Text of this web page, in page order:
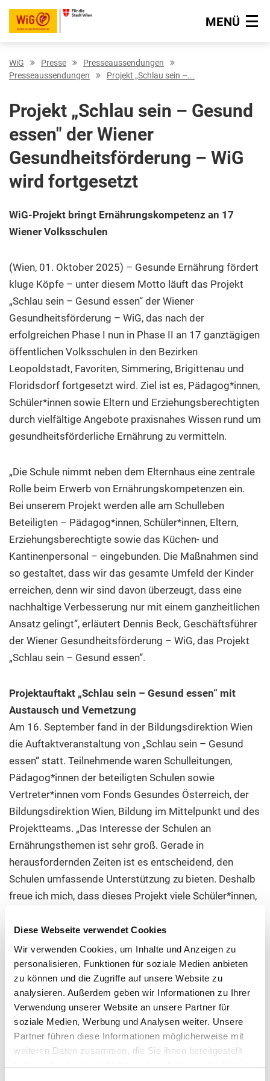
Diese Webseite verwendet Cookies
Wir verwenden Cookies, um Inhalte und Anzeigen zu
personalisieren, Funktionen für soziale Medien anbieten
zu können und die Zugriffe auf unsere Website zu
analysieren. Außerdem geben wir Informationen zu Ihrer
Verwendung unserer Website an unsere Partner für
soziale Medien, Werbung und Analysen weiter. Unsere
Partner führen diese Informationen möglicherweise mit
weiteren Daten zusammen, die Sie ihnen bereitgestellt
MENÜ
WiG Presse
Presseaussendungen
Presseaussendungen
Projekt „Schlau sein –...
Projekt „Schlau sein – Gesund
essen" der Wiener
Gesundheitsförderung – WiG
wird fortgesetzt
WiG-Projekt bringt Ernährungskompetenz an 17
Wiener Volksschulen
(Wien, 01. Oktober 2025) – Gesunde Ernährung fördert
kluge Köpfe – unter diesem Motto läuft das Projekt
„Schlau sein – Gesund essen“ der Wiener
Gesundheitsförderung – WiG, das nach der
erfolgreichen Phase I nun in Phase II an 17 ganztägigen
öffentlichen Volksschulen in den Bezirken
Leopoldstadt, Favoriten, Simmering, Brigittenau und
Floridsdorf fortgesetzt wird. Ziel ist es, Pädagog*innen,
Schüler*innen sowie Eltern und Erziehungsberechtigten
durch vielfältige Angebote praxisnahes Wissen rund um
gesundheitsförderliche Ernährung zu vermitteln.
„Die Schule nimmt neben dem Elternhaus eine zentrale
Rolle beim Erwerb von Ernährungskompetenzen ein.
Bei unserem Projekt werden alle am Schulleben
Beteiligten – Pädagog*innen, Schüler*innen, Eltern,
Erziehungsberechtigte sowie das Küchen- und
Kantinenpersonal – eingebunden. Die Maßnahmen sind
so gestaltet, dass wir das gesamte Umfeld der Kinder
erreichen, denn wir sind davon überzeugt, dass eine
nachhaltige Verbesserung nur mit einem ganzheitlichen
Ansatz gelingt“, erläutert Dennis Beck, Geschäftsführer
der Wiener Gesundheitsförderung – WiG, das Projekt
„Schlau sein – Gesund essen“.
Projektauftakt „Schlau sein – Gesund essen“ mit
Austausch und Vernetzung
Am 16. September fand in der Bildungsdirektion Wien
die Auftaktveranstaltung von „Schlau sein – Gesund
essen“ statt. Teilnehmende waren Schulleitungen,
Pädagog*innen der beteiligten Schulen sowie
Vertreter*innen vom Fonds Gesundes Österreich, der
Bildungsdirektion Wien, Bildung im Mittelpunkt und des
Projektteams. „Das Interesse der Schulen an
Ernährungsthemen ist sehr groß. Gerade in
herausfordernden Zeiten ist es entscheidend, den
Schulen umfassende Unterstützung zu bieten. Deshalb
freue ich mich, dass dieses Projekt viele Schüler*innen,
wichtigen Beitrag zur Gesundheitsförderung leistet“,
betont Dr. Klaus Ropin, Leiter des Fonds Gesundes
Österreich (FGÖ).
Vielfältige Maßnahmen für alle Beteiligten
Das Projekt „Schlau sein – Gesund essen“ vermittelt in
vielfältigen Workshops fundiertes Wissen zu
ausgewogener Ernährung. Schüler*innen,